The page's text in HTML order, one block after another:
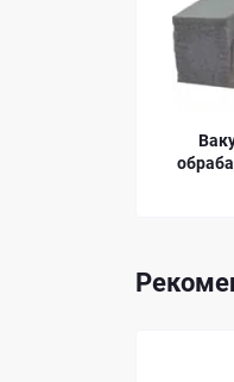
Вакуумные шнуры для
обрабатывающих центров с